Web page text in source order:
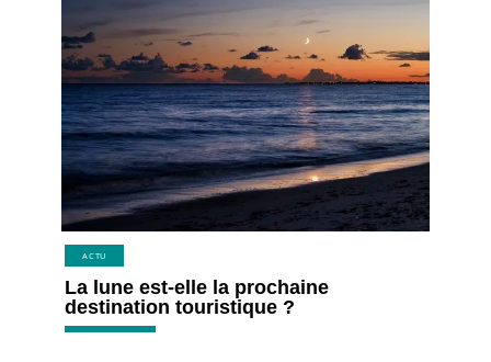
ACTU
La lune est-elle la prochaine
destination touristique ?